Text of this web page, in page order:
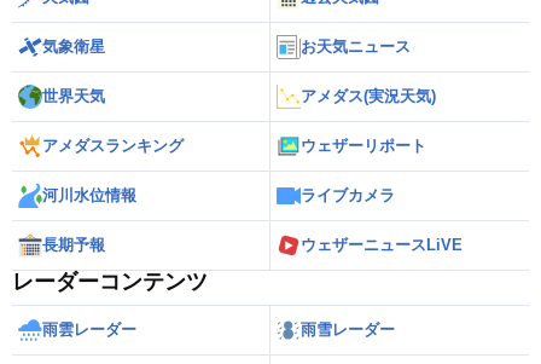
気象衛星 お天気ニュース
世界天気 アメダス(実況天気)
アメダスランキング ウェザーリポート
河川水位情報 ライブカメラ
長期予報 ウェザーニュースLiVE
レーダーコンテンツ
雨雲レーダー 雨雪レーダー